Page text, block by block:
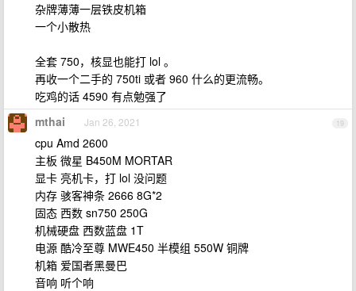
杂牌薄薄一层铁皮机箱
一个小散热
全套 750，核显也能打 lol 。
再收一个二手的 750ti 或者 960 什么的更流畅。
吃鸡的话 4590 有点勉强了
19
mthai Jan 26, 2021
cpu Amd 2600
主板 微星 B450M MORTAR
显卡 亮机卡，打 lol 没问题
内存 骇客神条 2666 8G*2
固态 西数 sn750 250G
机械硬盘 西数蓝盘 1T
电源 酷冷至尊 MWE450 半模组 550W 铜牌
机箱 爱国者黑曼巴
音响 听个响